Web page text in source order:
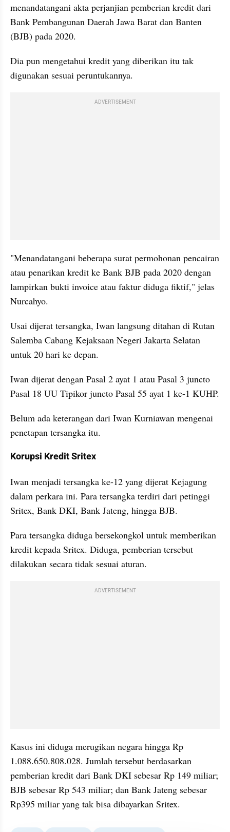
menandatangani akta perjanjian pemberian kredit dari
Bank Pembangunan Daerah Jawa Barat dan Banten
(BJB) pada 2020.
Dia pun mengetahui kredit yang diberikan itu tak
digunakan sesuai peruntukannya.
ADVERTISEMENT
"Menandatangani beberapa surat permohonan pencairan
atau penarikan kredit ke Bank BJB pada 2020 dengan
lampirkan bukti invoice atau faktur diduga fiktif," jelas
Nurcahyo.
Usai dijerat tersangka, Iwan langsung ditahan di Rutan
Salemba Cabang Kejaksaan Negeri Jakarta Selatan
untuk 20 hari ke depan.
Iwan dijerat dengan Pasal 2 ayat 1 atau Pasal 3 juncto
Pasal 18 UU Tipikor juncto Pasal 55 ayat 1 ke-1 KUHP.
Belum ada keterangan dari Iwan Kurniawan mengenai
penetapan tersangka itu.
Korupsi Kredit Sritex
Iwan menjadi tersangka ke-12 yang dijerat Kejagung
dalam perkara ini. Para tersangka terdiri dari petinggi
Sritex, Bank DKI, Bank Jateng, hingga BJB.
Para tersangka diduga bersekongkol untuk memberikan
kredit kepada Sritex. Diduga, pemberian tersebut
dilakukan secara tidak sesuai aturan.
ADVERTISEMENT
Kasus ini diduga merugikan negara hingga Rp
1.088.650.808.028. Jumlah tersebut berdasarkan
pemberian kredit dari Bank DKI sebesar Rp 149 miliar;
BJB sebesar Rp 543 miliar; dan Bank Jateng sebesar
Rp395 miliar yang tak bisa dibayarkan Sritex.